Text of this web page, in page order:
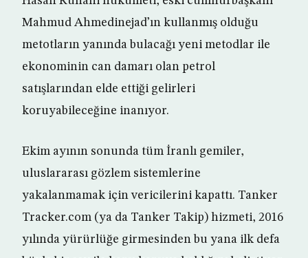
Mahmud Ahmedinejad’ın kullanmış olduğu
metotların yanında bulacağı yeni metodlar ile
ekonominin can damarı olan petrol
satışlarından elde ettiği gelirleri
koruyabileceğine inanıyor.
Ekim ayının sonunda tüm İranlı gemiler,
uluslararası gözlem sistemlerine
yakalanmamak için vericilerini kapattı. Tanker
Tracker.com (ya da Tanker Takip) hizmeti, 2016
yılında yürürlüğe girmesinden bu yana ilk defa